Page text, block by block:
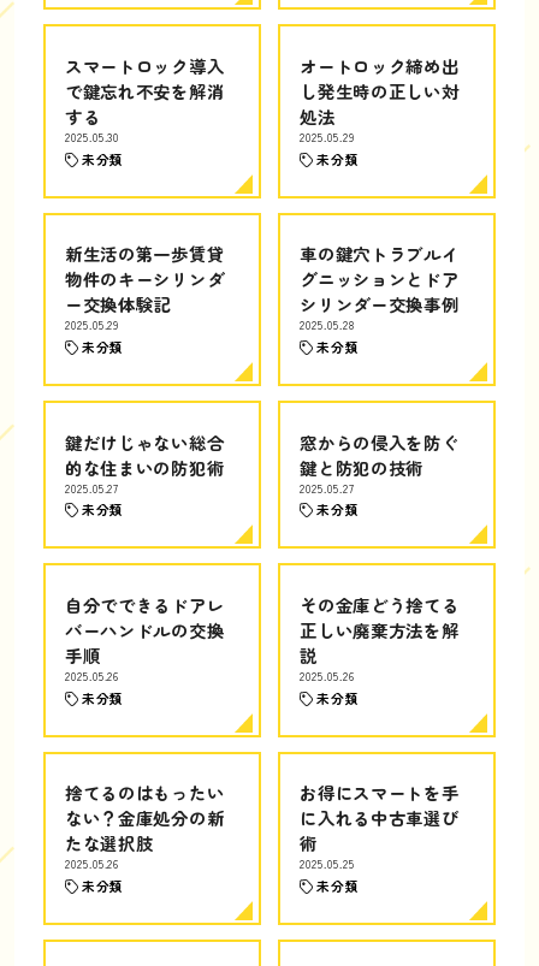
スマートロック導入
で鍵忘れ不安を解消
する
2025.05.30
未分類
オートロック締め出
し発生時の正しい対
処法
2025.05.29
未分類
新生活の第一歩賃貸
物件のキーシリンダ
ー交換体験記
2025.05.29
未分類
車の鍵穴トラブルイ
グニッションとドア
シリンダー交換事例
2025.05.28
未分類
鍵だけじゃない総合
的な住まいの防犯術
2025.05.27
未分類
窓からの侵入を防ぐ
鍵と防犯の技術
2025.05.27
未分類
自分でできるドアレ
バーハンドルの交換
手順
2025.05.26
未分類
その金庫どう捨てる
正しい廃棄方法を解
説
2025.05.26
未分類
捨てるのはもったい
ない？金庫処分の新
たな選択肢
2025.05.26
未分類
お得にスマートを手
に入れる中古車選び
術
2025.05.25
未分類